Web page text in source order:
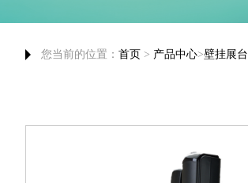
您当前的位置： 首页 > 产品中心>壁挂展台